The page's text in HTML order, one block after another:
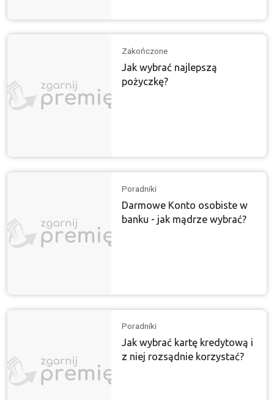
Zakończone
Jak wybrać najlepszą
pożyczkę?
Poradniki
Darmowe Konto osobiste w
banku - jak mądrze wybrać?
Poradniki
Jak wybrać kartę kredytową i
z niej rozsądnie korzystać?